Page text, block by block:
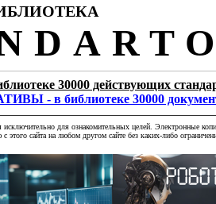
30000 действующих
- в библиотеке 30000
для ознакомительных целей. Электронные
сайта на любом другом сайте без каких-либо